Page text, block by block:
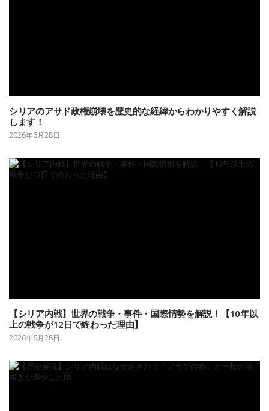
シリアのアサド政権崩壊を歴史的な経緯からわかりやすく解説
します！
2026年6月28日
【シリア内戦】世界の戦争・事件・国際情勢を解説！【10年以
上の戦争が12日で終わった理由】
2026年6月28日